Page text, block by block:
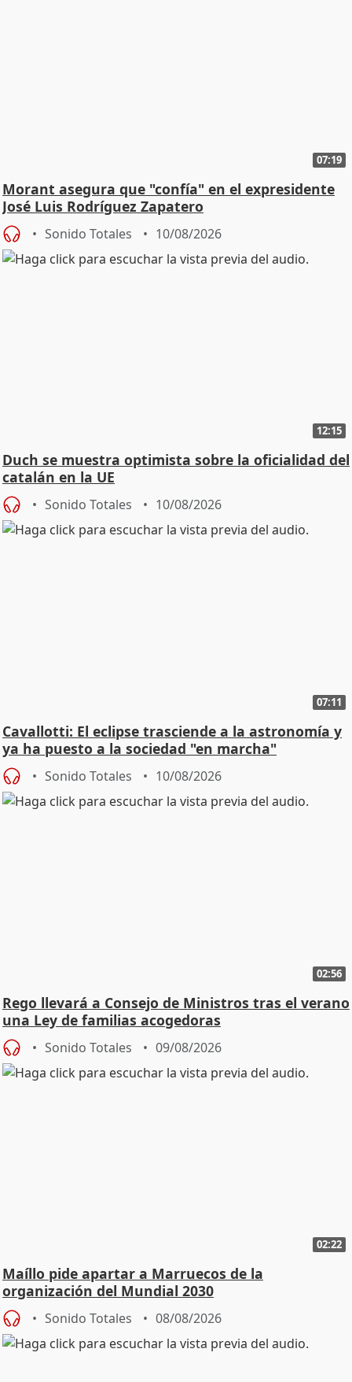
07:19
Morant asegura que "confía" en el expresidente
José Luis Rodríguez Zapatero
Sonido Totales 10/08/2026
12:15
Duch se muestra optimista sobre la oficialidad del
catalán en la UE
Sonido Totales 10/08/2026
07:11
Cavallotti: El eclipse trasciende a la astronomía y
ya ha puesto a la sociedad "en marcha"
Sonido Totales 10/08/2026
02:56
Rego llevará a Consejo de Ministros tras el verano
una Ley de familias acogedoras
Sonido Totales 09/08/2026
02:22
Maíllo pide apartar a Marruecos de la
organización del Mundial 2030
Sonido Totales 08/08/2026